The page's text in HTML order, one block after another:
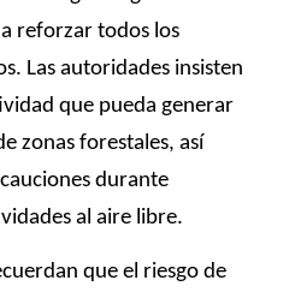
a reforzar todos los
Las autoridades insisten
que pueda generar
zonas forestales, así
durante
al aire libre.
que el riesgo de